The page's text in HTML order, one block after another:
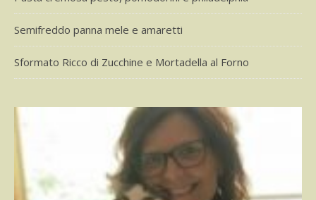
Semifreddo panna mele e amaretti
Sformato Ricco di Zucchine e Mortadella al Forno